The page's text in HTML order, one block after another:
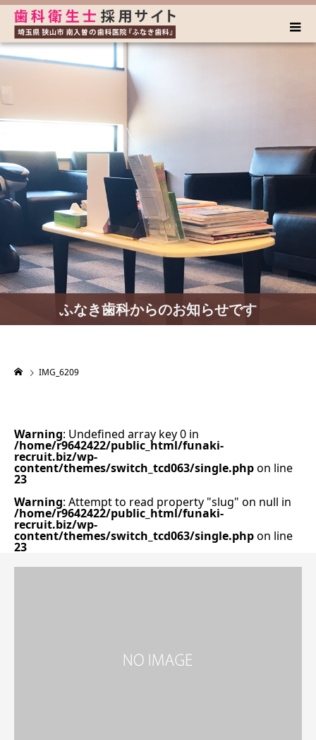
ふなき歯科からのお知らせです
IMG_6209
Warning: Undefined array key 0 in
/home/r9642422/public_html/funaki-
recruit.biz/wp-
content/themes/switch_tcd063/single.phpon line
23
Warning: Attempt to read property "slug" on null in
/home/r9642422/public_html/funaki-
recruit.biz/wp-
content/themes/switch_tcd063/single.phpon line
23